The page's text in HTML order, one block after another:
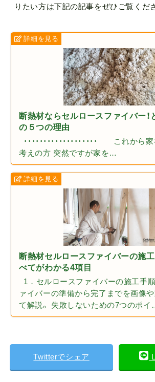
りたい方は下記の記事をぜひご覧くださ
断熱材ならセルロースファイバー！
の５つの理由
・・・・・・・・・・・・・・・・・・・ これ
考えの方 突然ですが家を…
断熱材セルロースファイバーの施
べてがわかる4項目
1．セルロースファイバーの施工手
ァイバーの準備から完了までを画像
て解説。 失敗しないための7つのポイ
Twitterでシェア